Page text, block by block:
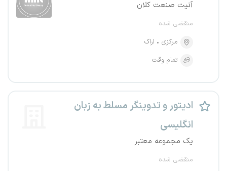
آنیت صنعت کلان
منقضی شده
مرکزی
اراک
تمام وقت
ادیتور و تدوینگر مسلط به زبان
انگلیسی
یک مجموعه معتبر
منقضی شده